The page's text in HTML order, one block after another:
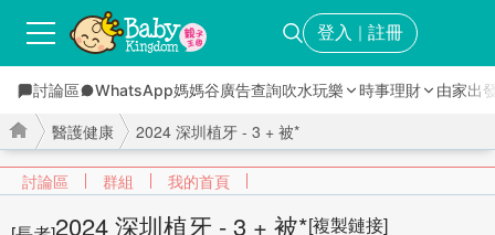
登入 ｜ 註冊
討論區 WhatsApp媽媽谷廣告查詢吹水玩樂 時事理財 由家出
討論區 群組 我的首頁
醫護健康 2024 深圳植牙 - 3 + 被*
2024 深圳植牙 - 3 + 被*[複製鏈接]